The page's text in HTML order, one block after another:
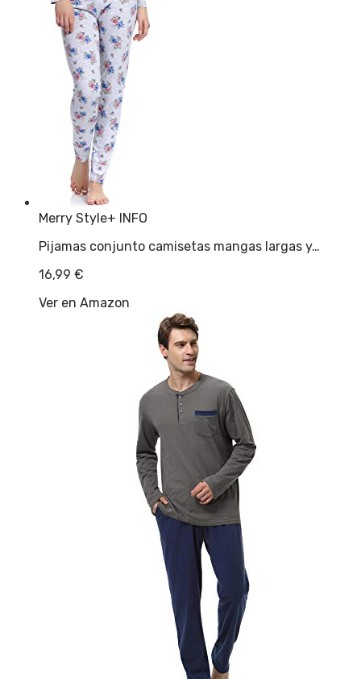
Merry Style+ INFO
Pijamas conjunto camisetas mangas largas y…
16,99 €
Ver en Amazon